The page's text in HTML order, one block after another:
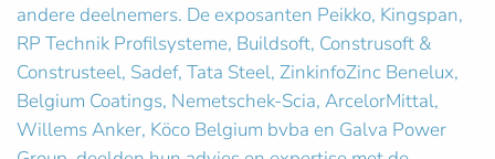
andere deelnemers. De exposanten Peikko, Kingspan,
RP Technik Profilsysteme, Buildsoft, Construsoft &
Construsteel, Sadef, Tata Steel, ZinkinfoZinc Benelux,
Belgium Coatings, Nemetschek-Scia, ArcelorMittal,
Willems Anker, Köco Belgium bvba en Galva Power